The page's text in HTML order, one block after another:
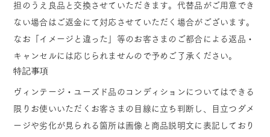
担のうえ良品と交換させていただきます。代替品がご用意でき
ない場合はご返金にて対応させていただく場合がございます。
なお「イメージと違った」等のお客さまのご都合による返品・
キャンセルには応じられませんので予めご了承ください。
特記事項
ヴィンテージ・ユーズド品のコンディションについてはできる
限りお使いいただくお客さまの目線に立ち判断し、目立つダメ
ージや劣化が見られる箇所は画像と商品説明文に表記しており